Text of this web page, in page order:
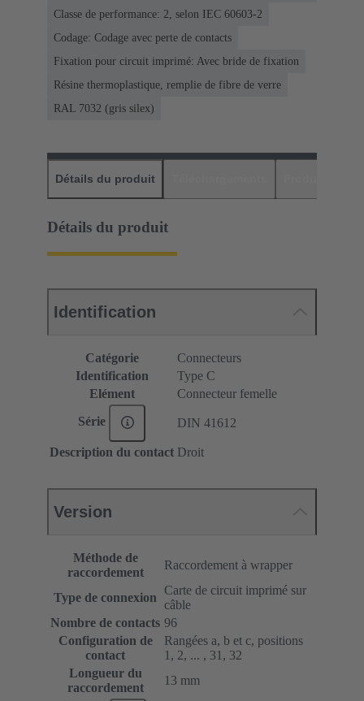
Classe de performance: 2, selon IEC 60603-2
Codage: Codage avec perte de contacts
Fixation pour circuit imprimé: Avec bride de fixation
Résine thermoplastique, remplie de fibre de verre
RAL 7032 (gris silex)
Détails du produit
Détails du produit
Identification
Catégorie
Connecteurs
Identification
Type C
Elément
Connecteur femelle
Série DIN 41612
Description du contact Droit
Version
Méthode de
raccordement
Raccordement à wrapper
Type de connexion
Carte de circuit imprimé sur
câble
Nombre de contacts 96
Configuration de
contact
Rangées a, b et c, positions
1, 2, ... , 31, 32
Longueur du
raccordement
13 mm